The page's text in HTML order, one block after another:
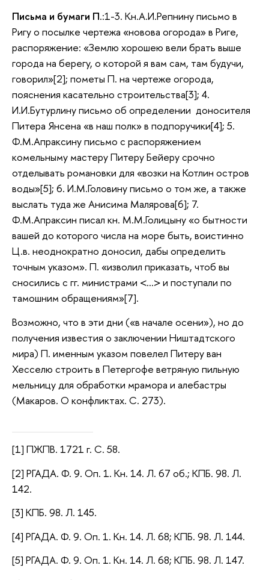
Письма и бумаги П.:1-3. Кн.А.И.Репнину письмо в
Ригу о посылке чертежа «новова огорода» в Риге,
распоряжение: «Землю хорошею вели брать выше
города на берегу, о которой я вам сам, там будучи,
говорил»[2]; пометы П. на чертеже огорода,
пояснения касательно строительства[3]; 4.
И.И.Бутурлину письмо об определении доносителя
Питера Янсена «в наш полк» в подпоручики[4]; 5.
Ф.М.Апраксину письмо с распоряжением
комельныму мастеру Питеру Бейеру срочно
отделывать романовки для «возки на Котлин остров
воды»[5]; 6. И.М.Головину письмо о том же, а также
выслать туда же Анисима Малярова[6]; 7.
Ф.М.Апраксин писал кн. М.М.Голицыну «о бытности
вашей до которого числа на море быть, воистинно
Ц.в. неоднократно доносил, дабы определить
точным указом». П. «изволил приказать, чтоб вы
сносились с гг. министрами <…> и поступали по
тамошним обращениям»[7].
Возможно, что в эти дни («в начале осени»), но до
получения известия о заключении Ништадтского
мира) П. именным указом повелел Питеру ван
Хесселю строить в Петергофе ветряную пильную
мельницу для обработки мрамора и алебастры
(Макаров. О конфликтах. С. 273).
[1] ПЖПВ. 1721 г. С. 58.
[2] РГАДА. Ф. 9. Оп. 1. Кн. 14. Л. 67 об.; КПБ. 98. Л.
142.
[3] КПБ. 98. Л. 145.
[4] РГАДА. Ф. 9. Оп. 1. Кн. 14. Л. 68; КПБ. 98. Л. 144.
[5] РГАДА. Ф. 9. Оп. 1. Кн. 14. Л. 68; КПБ. 98. Л. 147.